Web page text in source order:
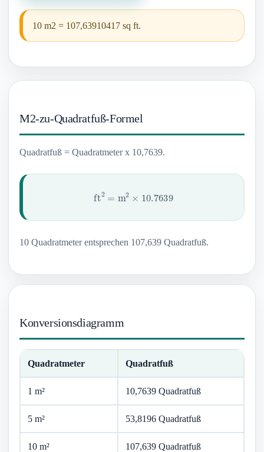
10 m2 = 107,63910417 sq ft.
M2-zu-Quadratfuß-Formel
Quadratfuß = Quadratmeter x 10,7639.
ft2 2× 10.7639
10 Quadratmeter entsprechen 107,639 Quadratfuß.
Konversionsdiagramm
Quadratmeter Quadratfuß
1 m² 10,7639 Quadratfuß
5 m² 53,8196 Quadratfuß
10 m² 107,639 Quadratfuß